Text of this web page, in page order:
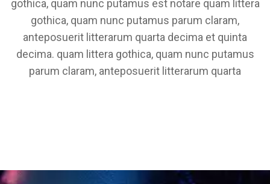
gothica, quam nunc putamus est notare quam littera
gothica, quam nunc putamus parum claram,
anteposuerit litterarum quarta decima et quinta
decima. quam littera gothica, quam nunc putamus
parum claram, anteposuerit litterarum quarta